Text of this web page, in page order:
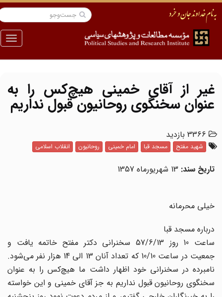
منو
غیر از آقای خمینی هیچ‌کس را به
عنوان سخنگوی روحانیون قبول نداریم
3366 بازدید
شهید مفتح مسجد قبا امام خمینی روحانیون انقلاب اسلامی
تاریخ سند:13 شهریورماه 1357
خیلی محرمانه
درباره مسجد قبا
ساعت 10 روز 57/6/13 سخنرانی دکتر مفتح خاتمه یافت و
جمعیت در ساعت 10/10 که تعداد آنان 13 الی 14 هزار نفر می‌شود.
نامبرده در سخنرانی خود اظهار داشت ما هیچ‌کس را به عنوان
سخنگوی روحانیون قبول نداریم به جز آقای خمینی و این خواسته